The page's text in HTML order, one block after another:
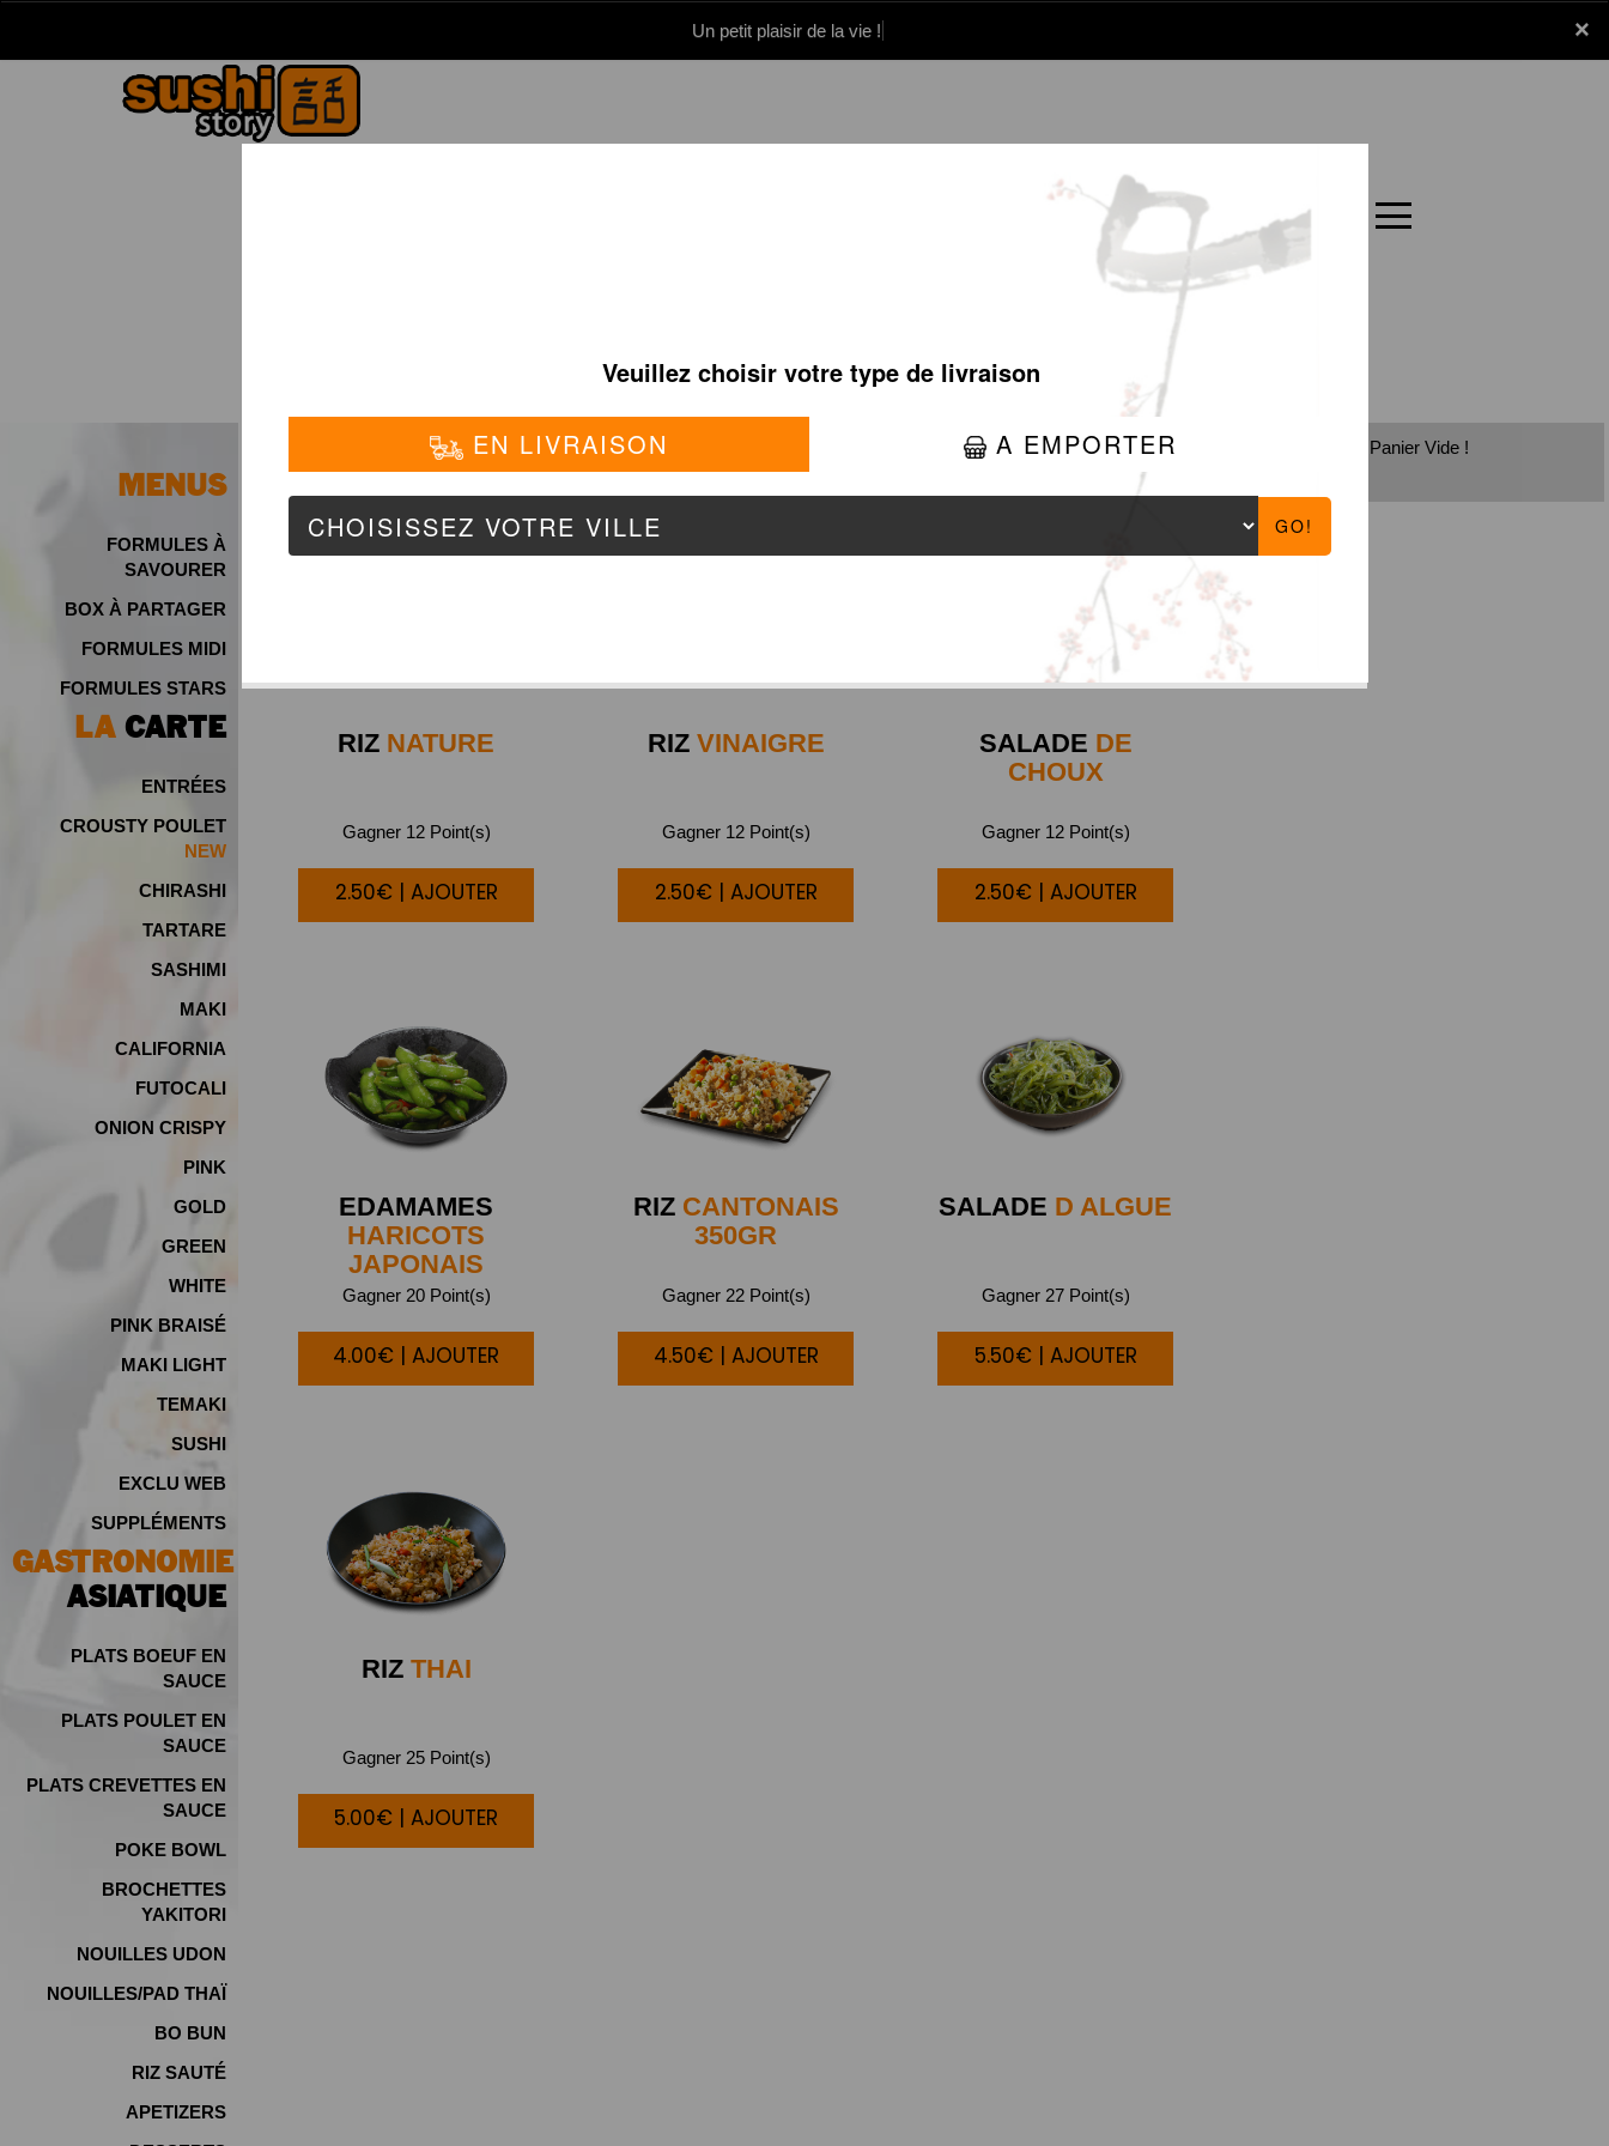
×
Un petit plaisir de la vie !
Panier Carte
x
MENUS
FORMULES À
SAVOURER
BOX À PARTAGER
FORMULES MIDI
FORMULES STARS
LA CARTE
ENTRÉES
CROUSTY POULET
NEW
CHIRASHI
TARTARE
SASHIMI
MAKI
CALIFORNIA
FUTOCALI
ONION CRISPY
PINK
GOLD
GREEN
WHITE
PINK BRAISÉ
MAKI LIGHT
TEMAKI
SUSHI
EXCLU WEB
SUPPLÉMENTS
GASTRONOMIE
ASIATIQUE
PLATS BOEUF EN
SAUCE
PLATS POULET EN
SAUCE
PLATS CREVETTES EN
SAUCE
POKE BOWL
BROCHETTES
YAKITORI
NOUILLES UDON
NOUILLES/PAD THAÏ
BO BUN
RIZ SAUTÉ
APETIZERS
ENTRÉES
RIZ NATURE
Gagner 12 Point(s)
2.50€ | AJOUTER
RIZVINAIGRE
Gagner 12 Point(s)
2.50€ | AJOUTER
SALADE DE
CHOUX
Gagner 12 Point(s)
2.50€ | AJOUTER
EDAMAMES
HARICOTS
JAPONAIS
Gagner 20 Point(s)
4.00€ | AJOUTER
RIZCANTONAIS
350GR
Gagner 22 Point(s)
4.50€ | AJOUTER
SALADE D ALGUE
Gagner 27 Point(s)
5.50€ | AJOUTER
RIZTHAI
Gagner 25 Point(s)
5.00€ | AJOUTER
Panier Vide !